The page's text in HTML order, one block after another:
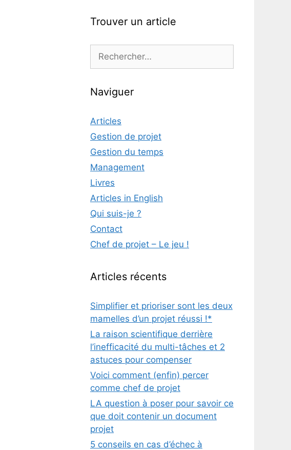
Trouver un article
Rechercher :
Naviguer
Articles
Gestion de projet
Gestion du temps
Management
Livres
Articles in English
Qui suis-je ?
Contact
Chef de projet – Le jeu !
Articles récents
Simplifier et prioriser sont les deux
mamelles d’un projet réussi !*
La raison scientifique derrière
l’inefficacité du multi-tâches et 2
astuces pour compenser
Voici comment (enfin) percer
comme chef de projet
LA question à poser pour savoir ce
que doit contenir un document
projet
5 conseils en cas d’échec à